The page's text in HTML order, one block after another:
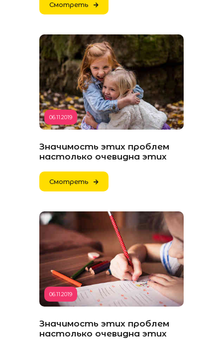
Смотреть
06.11.2019
Значимость этих проблем
настолько очевидна этих
Смотреть
06.11.2019
Значимость этих проблем
настолько очевидна этих